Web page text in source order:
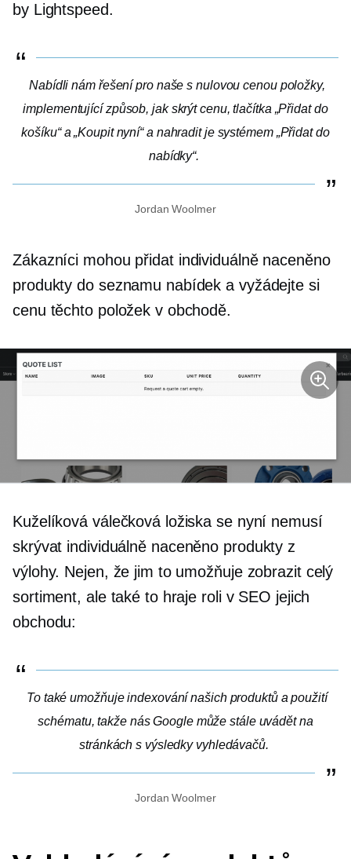
by Lightspeed.
Nabídli nám řešení pro našes nulovou cenoupoložky,
implementující způsob, jak skrýt cenu, tlačítka „Přidat do
košíku“ a „Koupit nyní“ a nahradit je systémem „Přidat do
nabídky“.
Jordan Woolmer
Zákazníci mohou přidat individuálně naceněno
produkty do seznamu nabídek a vyžádejte si
cenu těchto položek v obchodě.
Kuželíková válečková ložiska se nyní nemusí
skrývat individuálně naceněno produkty z
výlohy. Nejen, že jim to umožňuje zobrazit celý
sortiment, ale také to hraje roli v SEO jejich
obchodu:
To také umožňuje indexování našich produktů a použití
schématu, takže nás Google může stále uvádět na
stránkách s výsledky vyhledávačů.
Jordan Woolmer